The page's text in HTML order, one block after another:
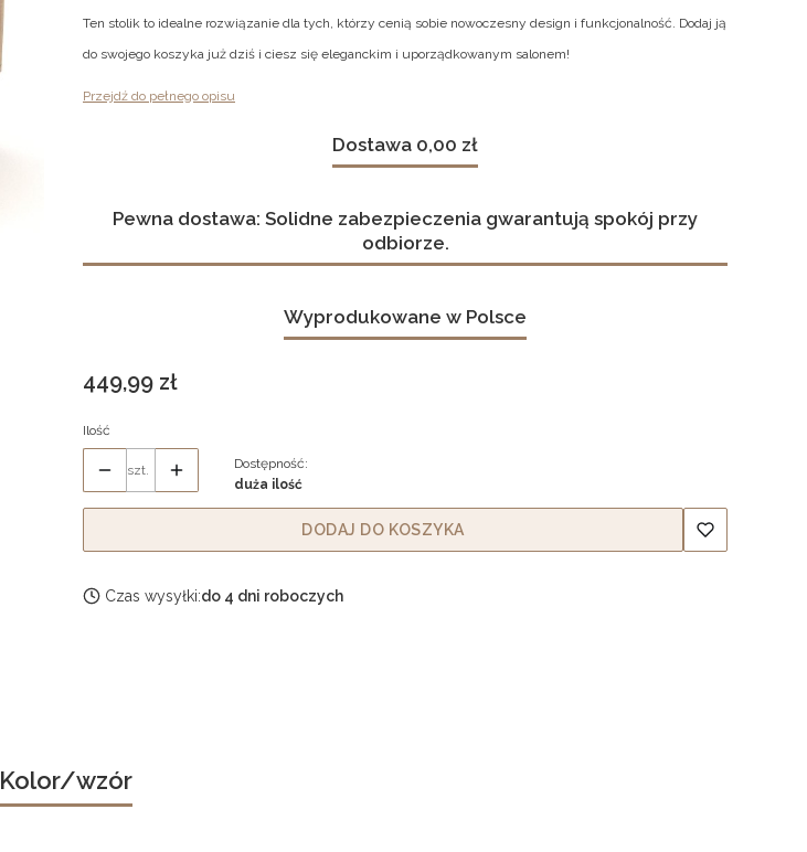
Ten stolik to idealne rozwiązanie dla tych, którzy cenią sobie nowoczesny design i funkcjonalność. Dodaj ją
do swojego koszyka już dziś i ciesz się eleganckim i uporządkowanym salonem!
Przejdź do pełnego opisu
Dostawa 0,00 zł
Pewna dostawa: Solidne zabezpieczenia gwarantują spokój przy
odbiorze.
Wyprodukowane w Polsce
Cena
449,99 zł
Ilość
szt.
Dostępność:
duża ilość
DODAJ DO KOSZYKA
Czas wysyłki:do 4 dni roboczych
Kolor/wzór